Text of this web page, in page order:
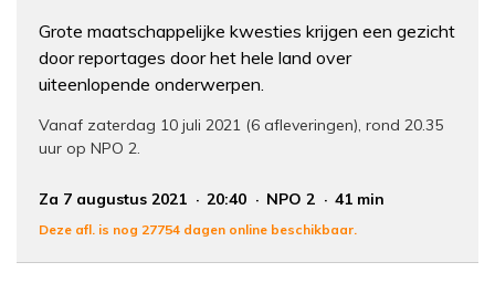
Grote maatschappelijke kwesties krijgen een gezicht
door reportages door het hele land over
uiteenlopende onderwerpen.
Vanaf zaterdag 10 juli 2021 (6 afleveringen), rond 20.35
uur op NPO 2.
Za 7 augustus 2021 20:40 NPO 2 41 min
Deze afl. is nog 27754 dagen online beschikbaar.